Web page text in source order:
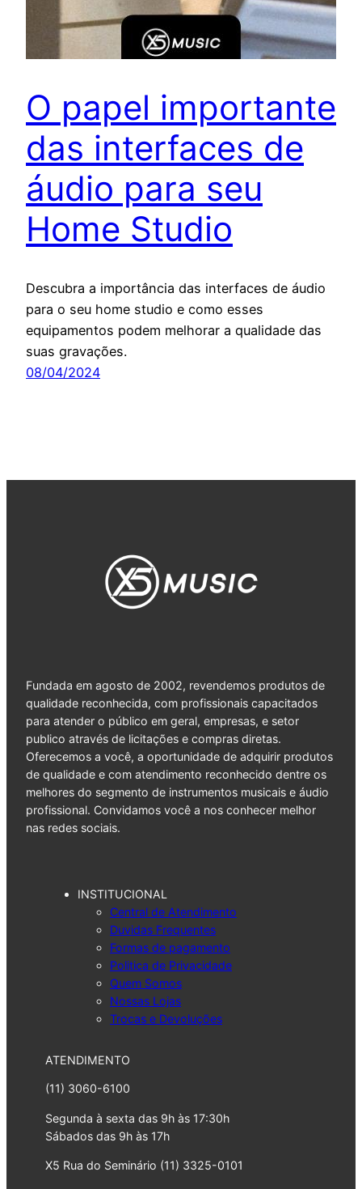
O papel importante
das interfaces de
áudio para seu
Home Studio
Descubra a importância das interfaces de áudio
para o seu home studio e como esses
equipamentos podem melhorar a qualidade das
suas gravações.
08/04/2024
Fundada em agosto de 2002, revendemos produtos de
qualidade reconhecida, com profissionais capacitados
para atender o público em geral, empresas, e setor
publico através de licitações e compras diretas.
Oferecemos a você, a oportunidade de adquirir produtos
de qualidade e com atendimento reconhecido dentre os
melhores do segmento de instrumentos musicais e áudio
profissional. Convidamos você a nos conhecer melhor
nas redes sociais.
INSTITUCIONAL
Central de Atendimento
Duvidas Frequentes
Formas de pagamento
Politica de Privacidade
Quem Somos
Nossas Lojas
Trocas e Devoluções
ATENDIMENTO
(11) 3060-6100
Segunda à sexta das 9h às 17:30h
Sábados das 9h às 17h
X5 Rua do Seminário (11) 3325-0101